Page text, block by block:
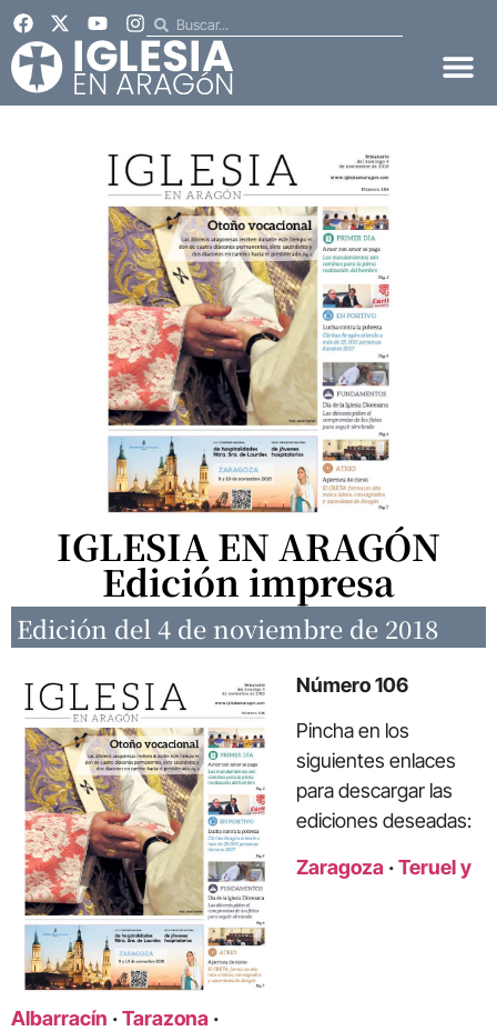
IGLESIA EN ARAGÓN
Edición impresa
Edición del 4 de noviembre de 2018
Número 106
Pincha en los
siguientes enlaces
para descargar las
ediciones deseadas:
Zaragoza ·Teruel y
Albarracín ·Tarazona ·